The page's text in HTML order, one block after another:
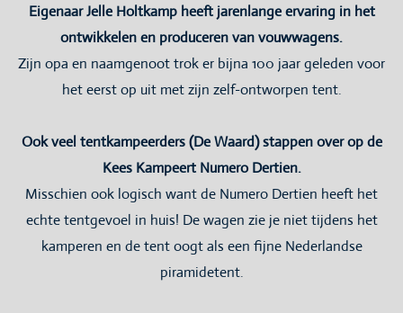
Eigenaar Jelle Holtkamp heeft jarenlange ervaring in het
ontwikkelen en produceren van vouwwagens.
Zijn opa en naamgenoot trok er bijna 100 jaar geleden voor
het eerst op uit met zijn zelf-ontworpen tent.
Ook veel tentkampeerders (De Waard) stappen over op de
Kees Kampeert Numero Dertien.
Misschien ook logisch want de Numero Dertien heeft het
echte tentgevoel in huis! De wagen zie je niet tijdens het
kamperen en de tent oogt als een fijne Nederlandse
piramidetent.